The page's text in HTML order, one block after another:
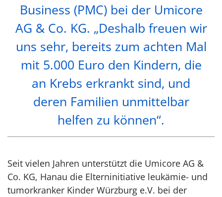
Business (PMC) bei der Umicore
AG & Co. KG. „Deshalb freuen wir
uns sehr, bereits zum achten Mal
mit 5.000 Euro den Kindern, die
an Krebs erkrankt sind, und
deren Familien unmittelbar
helfen zu können“.
Seit vielen Jahren unterstützt die Umicore AG &
Co. KG, Hanau die Elterninitiative leukämie- und
tumorkranker Kinder Würzburg e.V. bei der